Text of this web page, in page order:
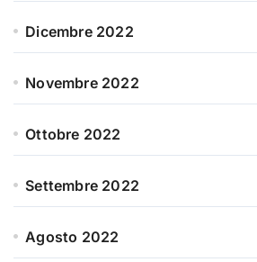
Dicembre 2022
Novembre 2022
Ottobre 2022
Settembre 2022
Agosto 2022